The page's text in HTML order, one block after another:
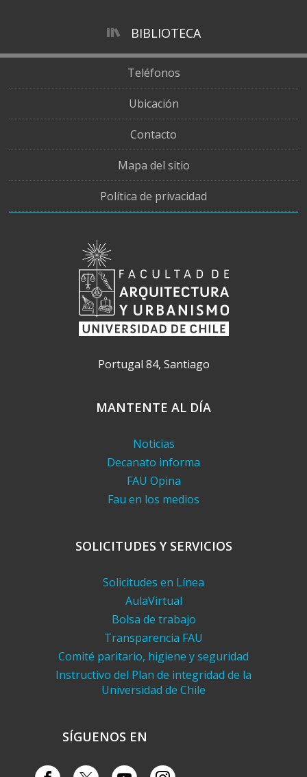
BIBLIOTECA
Teléfonos
Ubicación
Contacto
Mapa del sitio
Política de privacidad
Portugal 84, Santiago
MANTENTE AL DÍA
Noticias
Decanato informa
FAU Opina
Fau en los medios
SOLICITUDES Y SERVICIOS
Solicitudes en Línea
AulaVirtual
Bolsa de trabajo
Transparencia FAU
Comité paritario, higiene y seguridad
Instructivo del Plan de integridad de la
Universidad de Chile
SÍGUENOS EN